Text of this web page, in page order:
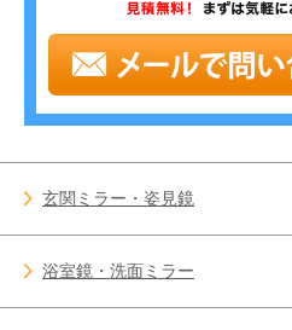
玄関ミラー・姿見鏡
浴室鏡・洗面ミラー